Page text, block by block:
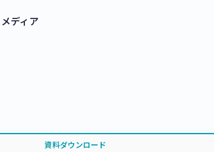
メディア
資料ダウンロード